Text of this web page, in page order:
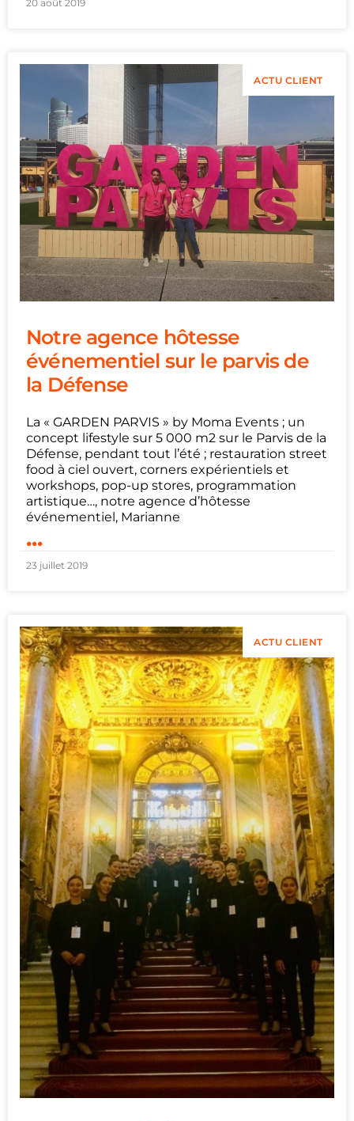
20 août 2019
ACTU CLIENT
Notre agence hôtesse
événementiel sur le parvis de
la Défense
La « GARDEN PARVIS » by Moma Events ; un
concept lifestyle sur 5 000 m2 sur le Parvis de la
Défense, pendant tout l’été ; restauration street
food à ciel ouvert, corners expérientiels et
workshops, pop-up stores, programmation
artistique…, notre agence d’hôtesse
événementiel, Marianne
...
23 juillet 2019
ACTU CLIENT